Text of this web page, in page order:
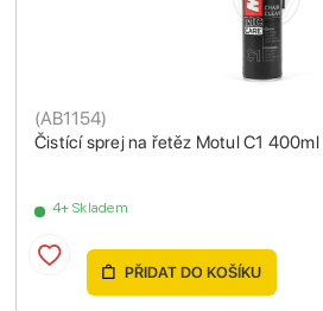
Čistící sprej na řetěz Motul C1 400ml
(AB1154)
4+ Skladem
PŘIDAT DO KOŠÍKU